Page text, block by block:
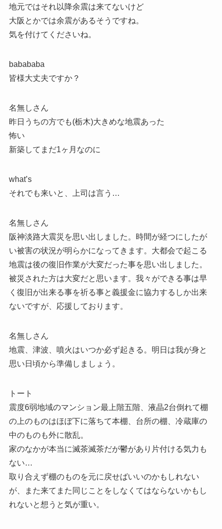
地元ではそれ以降余震は来てないけど
大阪とかでは余震があるそうですね。
気を付けてくださいね。
babababa
皆様大丈夫ですか？
名無しさん
昨日うちの方でも(栃木)大きめな地震あった
怖い
新築してまだ1ヶ月なのに
what’s
それでも来いと、上司は言う…
名無しさん
阪神淡路大震災を思い出しました。時間が経つにしたが
い被害の状況が明らかになってきます。大都会で起こる
地震は後の復旧作業が大変だった事を思い出しました。
被災された方は大変だと思います。我々ができる事は早
く復旧が出来る事を祈る事と義援金に協力するしか出来
ないですが、応援しております。
名無しさん
地震、津波、噴火はいつか必ず起きる。明日は我が身と
思い日頃から準備しましょう。
トート
震度6弱地域のマンション最上階五階、液晶2台倒れて棚
の上のものはほぼ下に落ちて本棚、台所の棚、冷蔵庫の
中のものも外に散乱。
家のなかが本当に滅茶滅茶だが鬱があり片付ける気力も
ない…
取り合えず棚のものを元に戻せばいいのかもしれない
が、また来てまた同じことをしなくてはならないかもし
れないと想うと気が重い。